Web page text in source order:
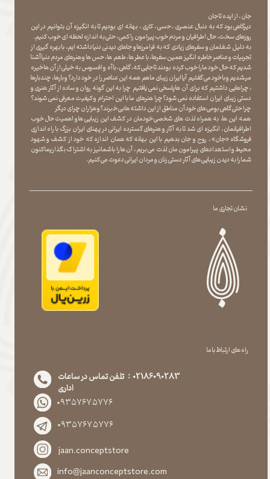
نشان تجاری ما
جان ، از ایده تا جان
دیرگاهی بود که به دنبال عنصری ، حسی ، کاری ، بهانه ای بودیم تا به انگیزه آن بتوانیم در این
روزهای سخت ، حال اطرافیان و مردم خوب پیرامون را کمی ، حتی به اندازه لحظه ای خوب کنیم.
به دلیل شغلمان و سفرهای زیادی که به فرامرزها و جاهای دیدنی دنیا داشته ایم، با بهره گیری از
تجربیات و عناصر خاطره انگیز همین سفرها ، با عطر ها ، طعم ها ، حس ها و هنرهای مردم دنیا آشنا
شدیم که حال خود ما را خوب کرده بودند تا جایی که، گاهی ، با آه و افسوس به خیلی از آن ها خیره
میشدیم و با خود می گفتیم آیا ایران زیبای ما هم همه این عناصر را در خود دارد؟ و بارها ، چندبارها
، چراهایی داشتیم که برای آن ها پاسخی نمی یافتیم چرا به این گونه روان و ساده از آثار هنری و
دستی زیبای ایران استفاده نمی شود؟چرا هنرهای ما با این احترام و کیفیت معرفی نمی شوند؟
چرا حتی گاهی بومی های خود آن مناطق از این داشته ها بی خبرند؟و هزاران چرای دیگر
​​​​​​​ همه این ها، به همراه لذت های شخصی خودمان در کشف این زیبایی ها و اهمیت حال خوب
اطرافیانمان ، انگیزه ای شد تا به آثار و هنرهای گسترده ایرانی در پهنای ایران بزرگ با راه اندازی
فروشگاه «جان» ، روح و جان بدهیم با این بهانه که همان اندازه که خود از کشف و شهود
محیط و استعدادهای پیرامون مان لذت می بریم ، آن ها را با شما نیز به اشتراک بگذاریماکنون
شما را به دیدن زیبایی های آثار دستی زنان و مردان ایرانی دعوت می کنیم.
راه های ارتباط با ما
02186090283 : تلفن تماس در ساعات
اداری
۰۹۳۵۷۶۷۵۷۷۶
۰۹۳۵۷۶۷۵۷۷۶
jaan.conceptstore
info@jaanconceptstore.com